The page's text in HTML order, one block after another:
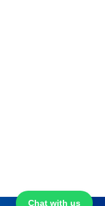
Chat with us